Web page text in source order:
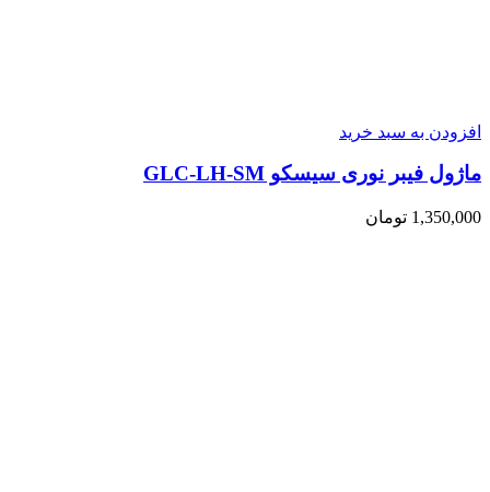
افزودن به سبد خرید
ماژول فیبر نوری سیسکو GLC-LH-SM
1,350,000 تومان